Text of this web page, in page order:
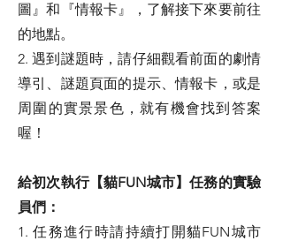
圖』和『情報卡』，了解接下來要前往
的地點。
2. 遇到謎題時，請仔細觀看前面的劇情
導引、謎題頁面的提示、情報卡，或是
周圍的實景景色，就有機會找到答案
喔！
給初次執行【貓FUN城市】任務的實驗
員們：
1. 任務進行時請持續打開貓FUN城市